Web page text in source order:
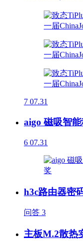
7 07.31
aigo 磁吸智
6 07.31
h3c路由器密
问答 3
主板M.2散热